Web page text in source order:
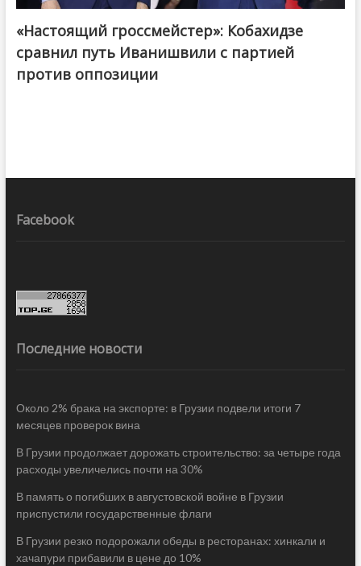
@ქართული ოცნება / Georgian Dream
«Настоящий гроссмейстер»: Кобахидзе
сравнил путь Иванишвили с партией
против оппозиции
Facebook
Последние новости
Около 2% брака на экспорте: в Грузии подвели итоги 7
месяцев проверок вина
В Грузии продолжает дорожать строительство: за четыре года
расходы увеличелись почти на 30%
В память о погибших в августовской войне в Грузии
приспустили государственные флаги
В Грузии резко подорожали обеды в ресторанах: хинкали и
хачапури прибавили в цене до 10%